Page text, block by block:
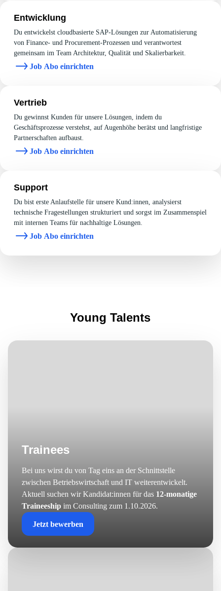
Entwicklung
Du entwickelst cloudbasierte SAP‑Lösungen zur Automatisierung
von Finance‑ und Procurement‑Prozessen und verantwortest
gemeinsam im Team Architektur, Qualität und Skalierbarkeit.
Job Abo einrichten
Vertrieb
Du gewinnst Kunden für unsere Lösungen, indem du
Geschäftsprozesse verstehst, auf Augenhöhe berätst und langfristige
Partnerschaften aufbaust.
Job Abo einrichten
Support
Du bist erste Anlaufstelle für unsere Kund:innen, analysierst
technische Fragestellungen strukturiert und sorgst im Zusammenspiel
mit internen Teams für nachhaltige Lösungen.
Job Abo einrichten
Young Talents
Trainees
Bei uns wirst du von Tag eins an der Schnittstelle
zwischen Betriebswirtschaft und IT weiterentwickelt.
Aktuell suchen wir Kandidat:innen für das 12-monatige
Traineeship im Consulting zum 1.10.2026.
Jetzt bewerben